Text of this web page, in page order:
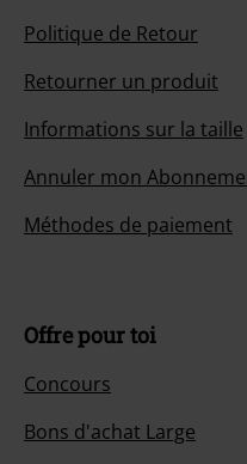
Politique de Retour
Retourner un produit
Informations sur la taille
Annuler mon
Méthodes de paiement
Offre pour toi
Concours
Bons d'achat Large